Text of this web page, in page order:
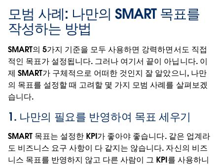
모범 사례: 나만의 SMART 목표를
작성하는 방법
SMART의 5가지 기준을 모두 사용하면 강력하면서도 직접
적인 목표가 설정됩니다. 그러나 여기서 끝이 아닙니다. 이
제 SMART가 구체적으로 어떠한 것인지 잘 알았으니, 나만
의 목표를 설정할 때 고려할 몇 가지 모범 사례를 살펴보겠
습니다.
1. 나만의 필요를 반영하여 목표 세우기
SMART 목표는 설정한 KPI가 좋아야 좋습니다. 같은 업계라
도 비즈니스 요구 사항이 다 같지는 않습니다. 자신의 비즈
니스 목표를 반영하지 않고 다른 사람이 그 KPI를 사용하니